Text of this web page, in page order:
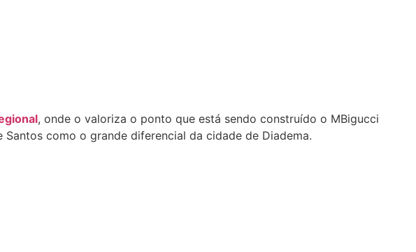
, onde o valoriza o ponto que está sendo construído o MBigucci
como o grande diferencial da cidade de Diadema.